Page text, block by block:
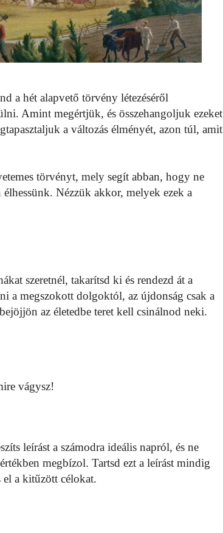
a hét alapvető törvény létezéséről
Amint megértjük, és összehangoljuk ezeket
a változás élményét, azon túl, amit
törvényt, mely segít abban, hogy ne
Nézzük akkor, melyek ezek a
szeretnél, takarítsd ki és rendezd át a
a megszokott dolgoktól, az újdonság csak a
az életedbe teret kell csinálnod neki.
vágysz!
leírást a számodra ideális napról, és ne
megbízol. Tartsd ezt a leírást mindig
el a kitűzött célokat.